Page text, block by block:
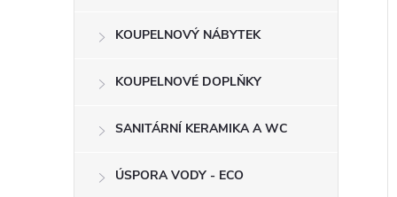
KOUPELNOVÝ NÁBYTEK
KOUPELNOVÉ DOPLŇKY
SANITÁRNÍ KERAMIKA A WC
ÚSPORA VODY - ECO